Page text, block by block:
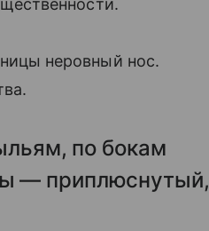
неровный нос.
по бокам
— приплюснутый,